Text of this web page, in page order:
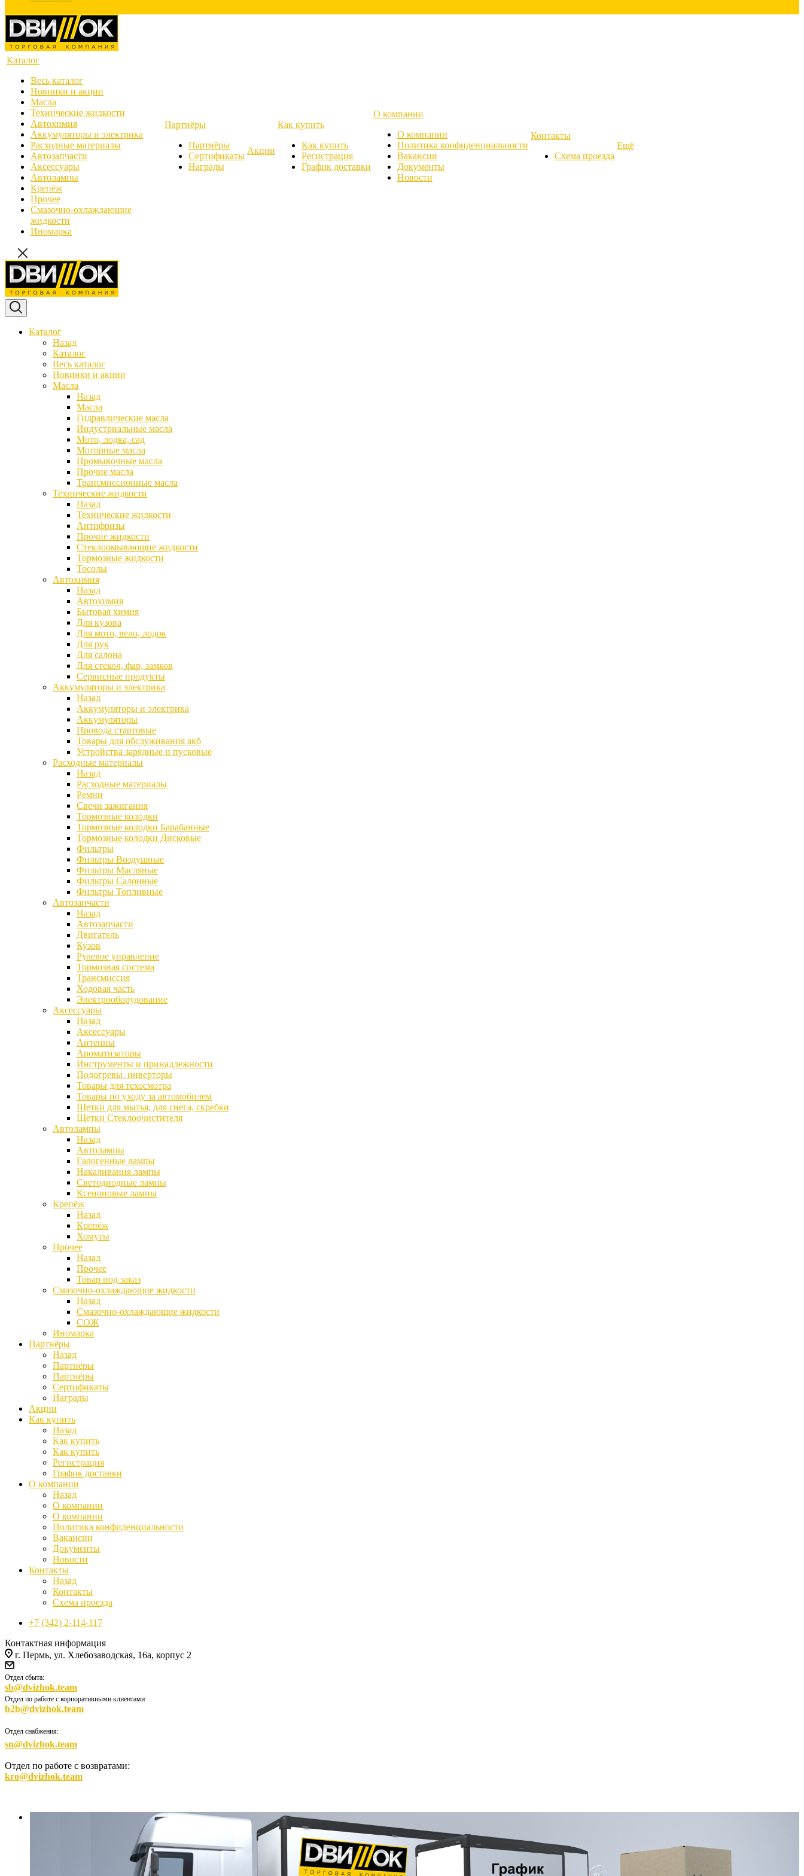
Каталог
Весь каталог
Новинки и акции
Масла
Технические жидкости
Автохимия
Аккумуляторы и электрика
Расходные материалы
Автозапчасти
Аксессуары
Автолампы
Крепёж
Прочее
Смазочно-охлаждающие
жидкости
Иномарка
Партнёры
Партнёры
Сертификаты
Награды
Акции
Как купить
Как купить
Регистрация
График доставки
О компании
О компании
Политика конфиденциальности
Вакансии
Документы
Новости
Контакты
Схема проезда
Ещё
Каталог
Назад
Каталог
Весь каталог
Новинки и акции
Масла
Назад
Масла
Гидравлические масла
Индустриальные масла
Мото, лодка, сад
Моторные масла
Промывочные масла
Прочие масла
Трансмиссионные масла
Технические жидкости
Назад
Технические жидкости
Антифризы
Прочие жидкости
Стеклоомывающие жидкости
Тормозные жидкости
Тосолы
Автохимия
Назад
Автохимия
Бытовая химия
Для кузова
Для мото, вело, лодок
Для рук
Для салона
Для стекол, фар, замков
Сервисные продукты
Аккумуляторы и электрика
Назад
Аккумуляторы и электрика
Аккумуляторы
Провода стартовые
Товары для обслуживания акб
Устройства зарядные и пусковые
Расходные материалы
Назад
Расходные материалы
Ремни
Свечи зажигания
Тормозные колодки
Тормозные колодки Барабанные
Тормозные колодки Дисковые
Фильтры
Фильтры Воздушные
Фильтры Масляные
Фильтры Салонные
Фильтры Топливные
Автозапчасти
Назад
Автозапчасти
Двигатель
Кузов
Рулевое управление
Тормозная система
Трансмиссия
Ходовая часть
Электрооборудование
Аксессуары
Назад
Аксессуары
Антенны
Ароматизаторы
Инструменты и принадлежности
Подогревы, инверторы
Товары для техосмотра
Товары по уходу за автомобилем
Щетки для мытья, для снега, скребки
Щетки Стеклоочистителя
Автолампы
Назад
Автолампы
Галогенные лампы
Накаливания лампы
Светодиодные лампы
Ксеноновые лампы
Крепёж
Назад
Крепёж
Хомуты
Прочее
Назад
Прочее
Товар под заказ
Смазочно-охлаждающие жидкости
Назад
Смазочно-охлаждающие жидкости
СОЖ
Иномарка
Партнёры
Назад
Партнёры
Партнёры
Сертификаты
Награды
Акции
Как купить
Назад
Как купить
Как купить
Регистрация
График доставки
О компании
Назад
О компании
О компании
Политика конфиденциальности
Вакансии
Документы
Новости
Контакты
Назад
Контакты
Схема проезда
+7 (342) 2-114-117
Контактная информация
г. Пермь, ул. Хлебозаводская, 16а, корпус 2
Отдел сбыта:
sb@dvizhok.team
Отдел по работе с корпоративными клиентами:
b2b@dvizhok.team
Отдел снабжения:
sn@dvizhok.team
Отдел по работе с возвратами:
kro@dvizhok.team